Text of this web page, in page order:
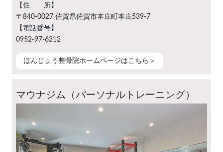
【住 所】
〒840-0027 佐賀県佐賀市本庄町本庄539-7
【電話番号】
0952-97-6212
ほんじょう整骨院ホームページはこちら＞
マウナジム（パーソナルトレーニング）